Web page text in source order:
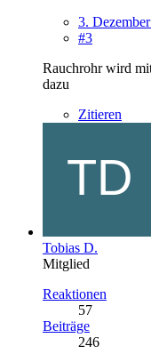
3.
#3
Rauchrohr wird
dazu
Zitieren
Tobias D.
Mitglied
Reaktionen
57
Beiträge
246